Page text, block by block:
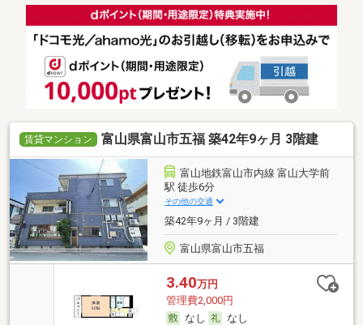
賃貸マンション 富山県富山市五福 築42年9ヶ月 3階建
富山地鉄富山市内線 富山大学前
駅 徒歩6分
その他の交通
築42年9ヶ月 / 3階建
富山県富山市五福
3.40万円
管理費2,000円
なし
なし